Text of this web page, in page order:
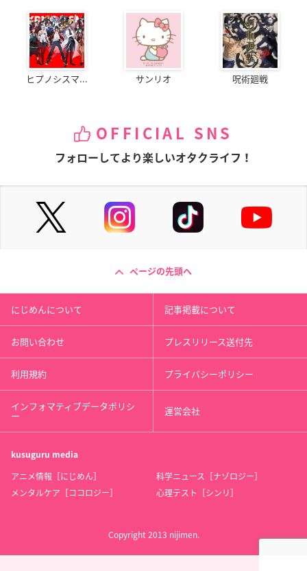
ヒプノシスマ... サンリオ 呪術廻戦
OFFICIAL SNS
フォローしてより楽しいオタクライフ！
ページの先頭へ
にじめんについて 記事掲載について
お問い合わせ プレスリリース送付先
利用規約 プライバシーポリシー
インフォマティブデータポリシ
ー 運営会社
kusuguru media
アニメ情報［にじめん］
科学ニュース［ナゾロジー］
メンタルケア［ココロジー］
心理テスト［シンリ］
Copyright 2013 nijimen.